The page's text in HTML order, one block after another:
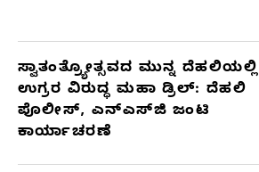
ಸ್ವಾತಂತ್ರ್ಯೋತ್ಸವದ ಮುನ್ನ ದೆಹಲಿಯಲ್ಲಿ
ಉಗ್ರರ ವಿರುದ್ಧ ಮಹಾ ಡ್ರಿಲ್: ದೆಹಲಿ
ಪೊಲೀಸ್, ಎನ್‌ಎಸ್‌ಜಿ ಜಂಟಿ
ಕಾರ್ಯಾಚರಣೆ